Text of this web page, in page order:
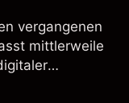
vergangenen
mittlerweile